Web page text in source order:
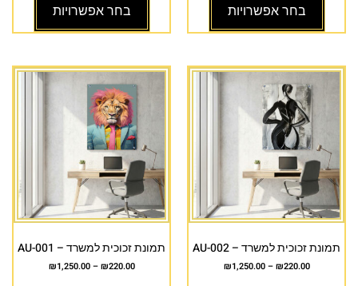
בחר אפשרויות בחר אפשרויות
תמונת זכוכית למשרד – AU-002
₪220.00
–
₪1,250.00
תמונת זכוכית למשרד – AU-001
₪220.00
–
₪1,250.00